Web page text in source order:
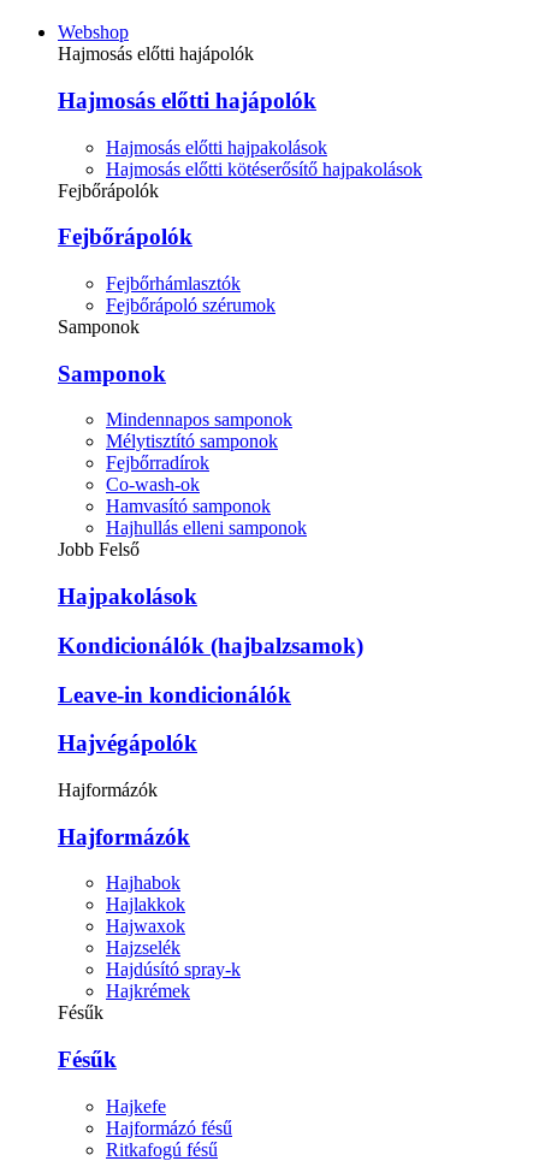
Webshop
Hajmosás előtti hajápolók
Hajmosás előtti hajápolók
Hajmosás előtti hajpakolások
Hajmosás előtti kötéserősítő hajpakolások
Fejbőrápolók
Fejbőrápolók
Fejbőrhámlasztók
Fejbőrápoló szérumok
Samponok
Samponok
Mindennapos samponok
Mélytisztító samponok
Fejbőrradírok
Co-wash-ok
Hamvasító samponok
Hajhullás elleni samponok
Jobb Felső
Hajpakolások
Kondicionálók (hajbalzsamok)
Leave-in kondicionálók
Hajvégápolók
Hajformázók
Hajformázók
Hajhabok
Hajlakkok
Hajwaxok
Hajzselék
Hajdúsító spray-k
Hajkrémek
Fésűk
Fésűk
Hajkefe
Hajformázó fésű
Ritkafogú fésű